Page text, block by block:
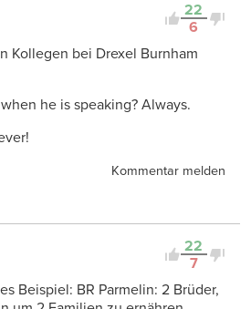
22
6
Kollegen bei Drexel Burnham
he is speaking? Always.
Kommentar melden
22
7
Beispiel: BR Parmelin: 2 Brüder,